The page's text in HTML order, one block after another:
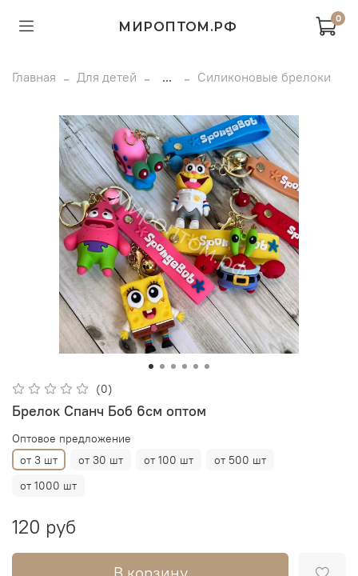
МИРОПТОМ.РФ
0
Главная Для детей ... Силиконовые брелоки
(0)
Брелок Спанч Боб 6см оптом
Оптовое предложение
от 3 шт
от 30 шт от 100 шт
от 500 шт
от 1000 шт
120 руб